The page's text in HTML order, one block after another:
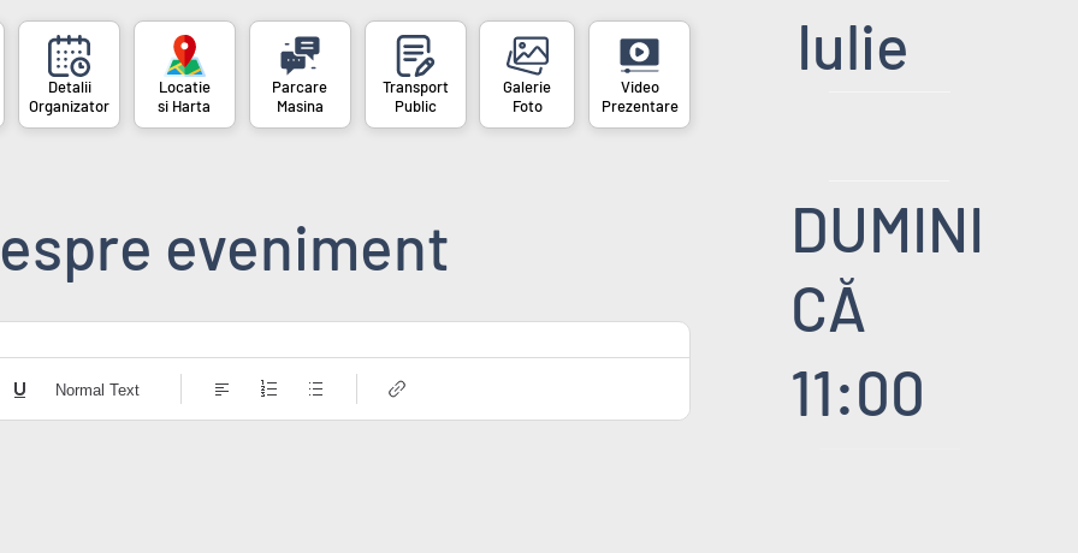
Organizator
si Harta
Masina
Public
Galerie
Foto
Prezentare
eveniment
Normal Text
Iulie
DUMINI
CĂ
11:00